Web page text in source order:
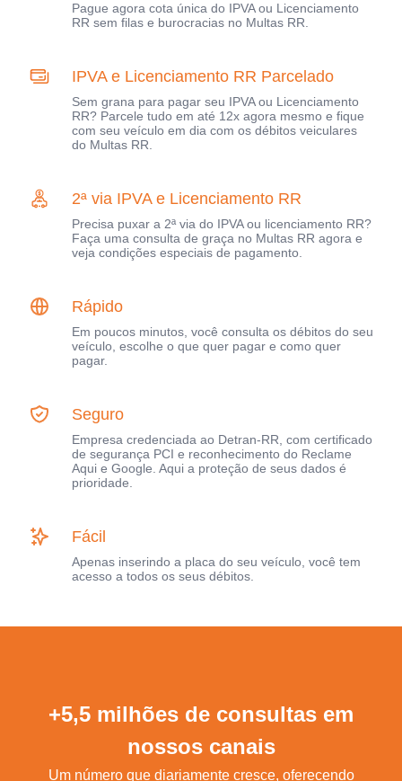
Pague agora cota única do IPVA ou Licenciamento
RR sem filas e burocracias no Multas RR.
IPVA e Licenciamento RR Parcelado
Sem grana para pagar seu IPVA ou Licenciamento
RR? Parcele tudo em até 12x agora mesmo e fique
com seu veículo em dia com os débitos veiculares
do Multas RR.
2ª via IPVA e Licenciamento RR
Precisa puxar a 2ª via do IPVA ou licenciamento RR?
Faça uma consulta de graça no Multas RR agora e
veja condições especiais de pagamento.
Rápido
Em poucos minutos, você consulta os débitos do seu
veículo, escolhe o que quer pagar e como quer
pagar.
Seguro
Empresa credenciada ao Detran-RR, com certificado
de segurança PCI e reconhecimento do Reclame
Aqui e Google. Aqui a proteção de seus dados é
prioridade.
Fácil
Apenas inserindo a placa do seu veículo, você tem
acesso a todos os seus débitos.
+5,5 milhões de consultas em
nossos canais
Um número que diariamente cresce, oferecendo